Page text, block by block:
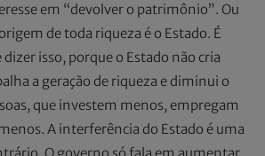
em “devolver o patrimônio”. Ou
de toda riqueza é o Estado. É
isso, porque o Estado não cria
a geração de riqueza e diminui o
que investem menos, empregam
A interferência do Estado é uma